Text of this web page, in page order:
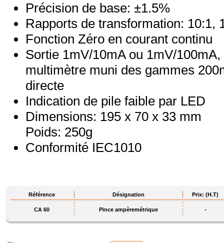
Précision de base: ±1.5%
Rapports de transformation: 10:1,
Fonction Zéro en courant continu
Sortie 1mV/10mA ou 1mV/
multimètre muni des gammes
directe
Indication de pile faible par LED
Dimensions: 195 x 70 x 33 mm
Poids: 250g
Conformité IEC1010
Référence Désignation Prix: (H.T)
CA 60 Pince ampèremétrique -